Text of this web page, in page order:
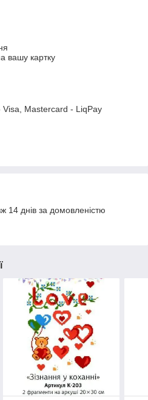
вашу картку
Mastercard - LiqPay
14 днів за домовленістю